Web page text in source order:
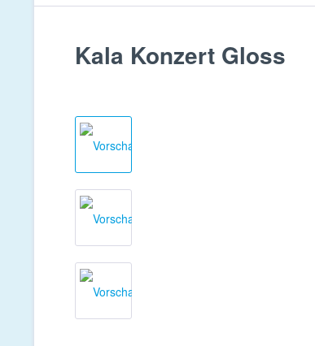
Kala Konzert Gloss